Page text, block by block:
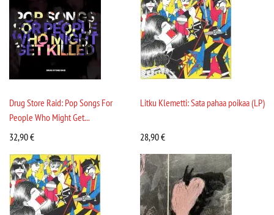
Drug Store Raid: Pop Songs For
People Who Might Get...
32,90€
Litku Klemetti: Sata pahaa poikaa (LP)
28,90€